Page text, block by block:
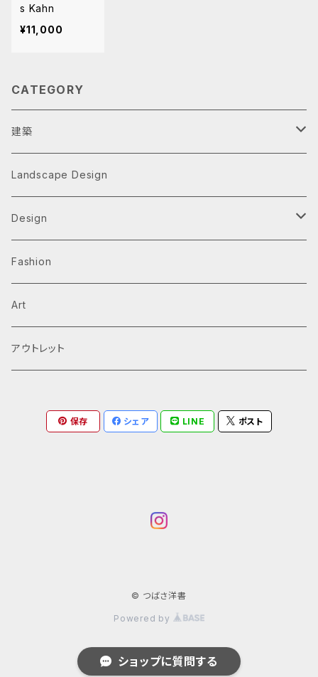
s Kahn
¥11,000
CATEGORY
建築
Architecture Monographs
Alvar Aalto
Arne Jacobsen
Frank LLoyd Wright
Norman Foster
History & Reference
Av Monographs
C3 magazine
El Croquis
タイプ、用途
Landscape Design
Design
Graphic
Logo
Typography
ブランディング
Products
家具
Fashion
Art
アウトレット
保存 シェア LINE ポスト
© つばさ洋書
Powered by
ショップに質問する